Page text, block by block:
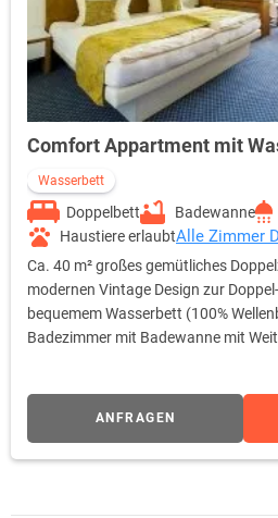
Comfort Appartment mit
Wasserbett
Doppelbett Badewanne
Haustiere erlaubtAlle Zimmer
Ca. 40 m² großes gemütliches
modernen Vintage Design zur
bequemem Wasserbett (100%
Badezimmer mit Badewanne mit
ANFRAGEN